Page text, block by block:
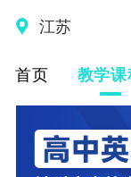
江苏
首页 教学课